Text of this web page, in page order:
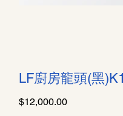
LF廚房龍頭(黑
價
格
$12,000.00